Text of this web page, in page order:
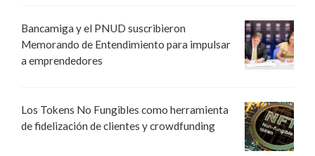
Bancamiga y el PNUD suscribieron
Memorando de Entendimiento para impulsar
a emprendedores
Los Tokens No Fungibles como herramienta
de fidelización de clientes y crowdfunding